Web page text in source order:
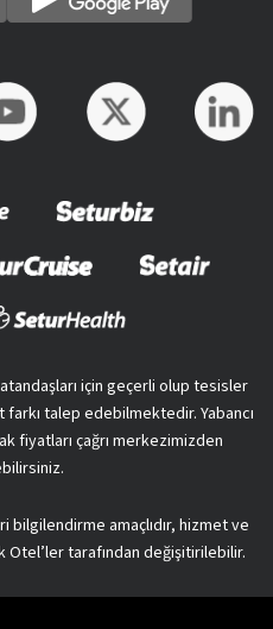
için geçerli olup tesisler
talep edebilmektedir. Yabancı
fiyatları çağrı merkezimizden
amaçlıdır, hizmet ve
tarafından değişitirilebilir.